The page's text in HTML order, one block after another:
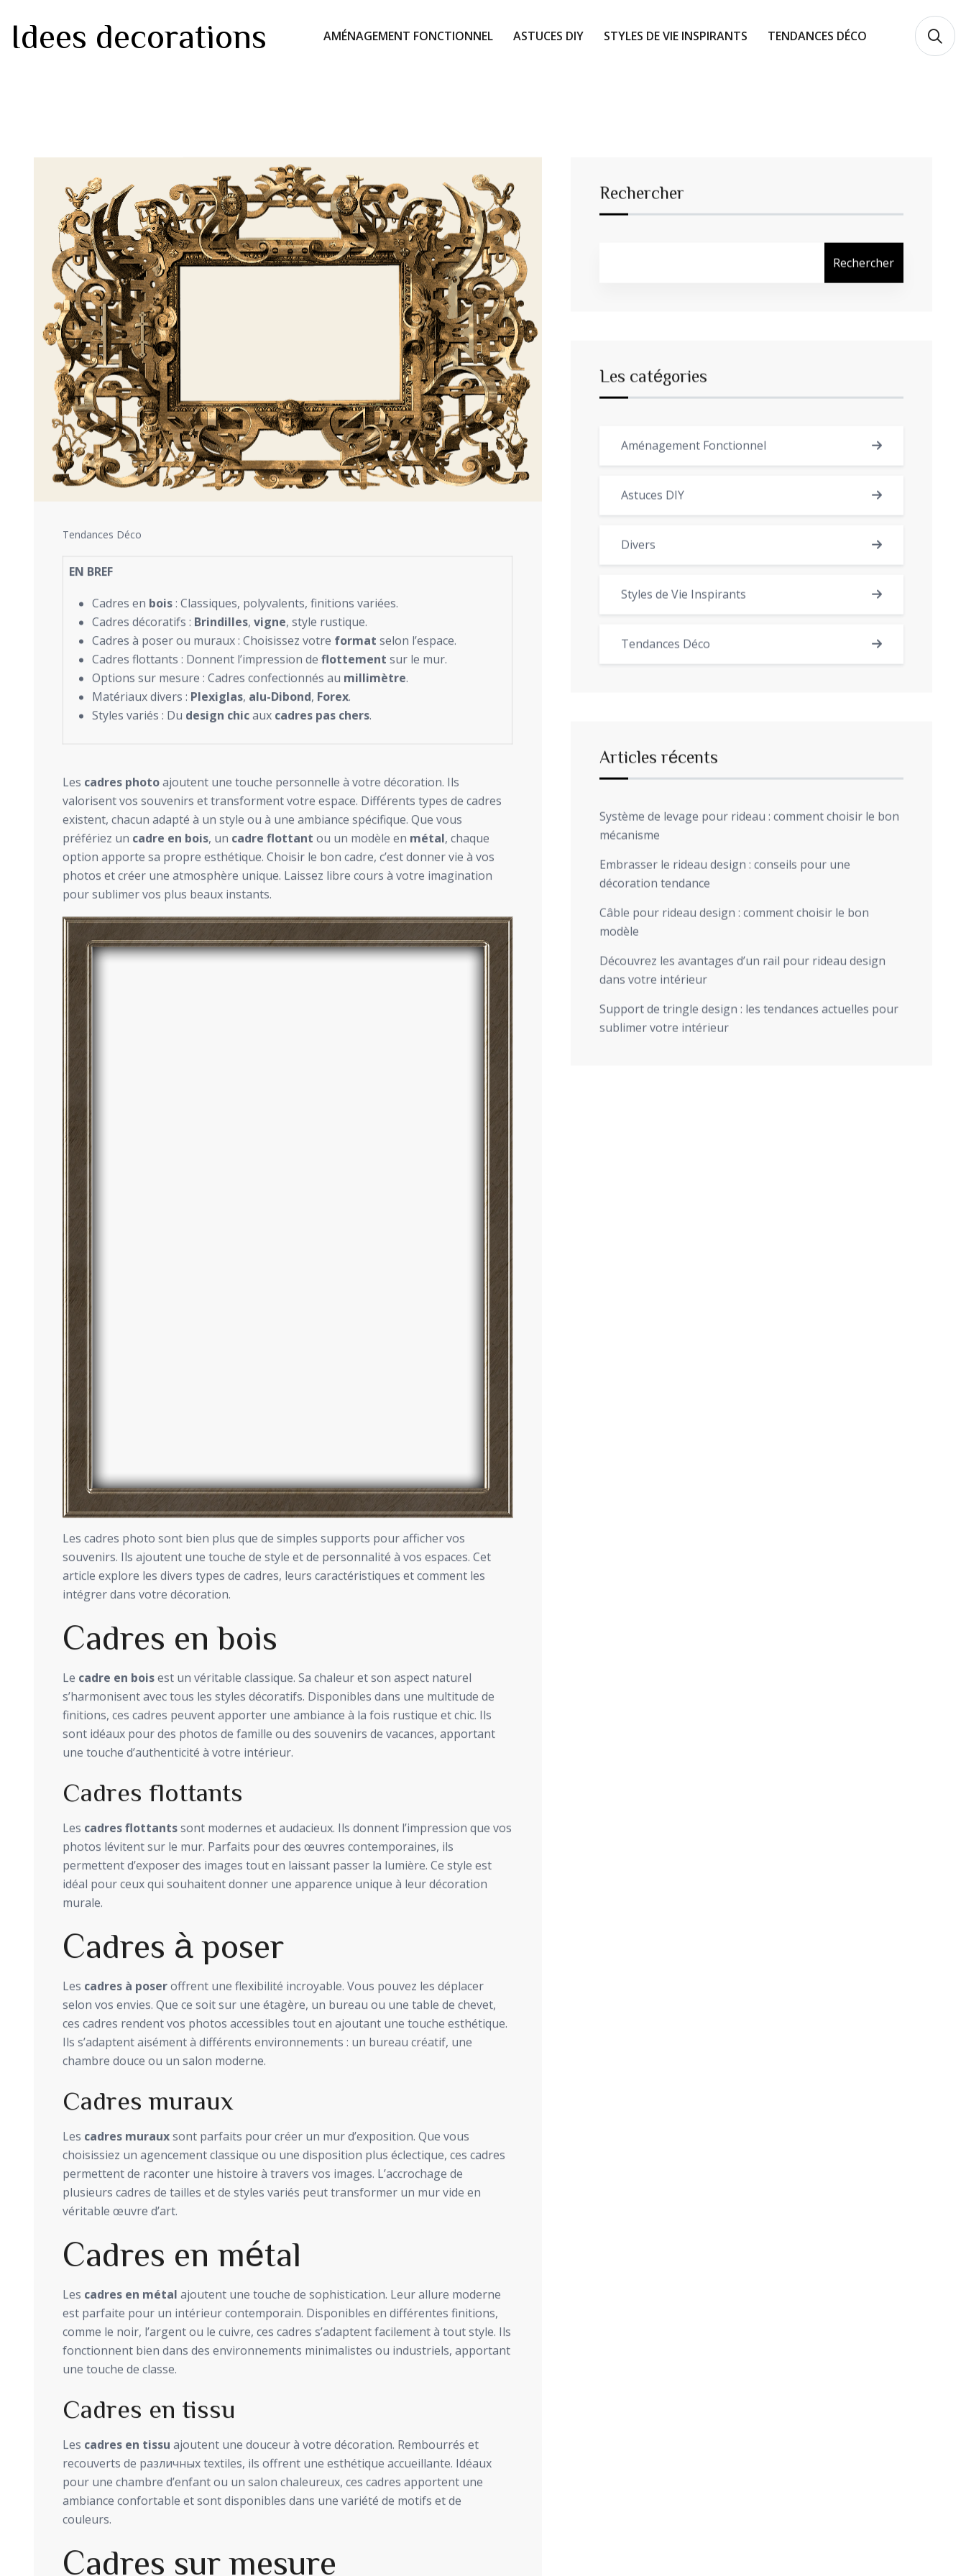
Idees decorations AMÉNAGEMENT FONCTIONNEL ASTUCES DIY STYLES DE VIE INSPIRANTS TENDANCES DÉCO
Tendances Déco
EN BREF
Cadres en bois: Classiques, polyvalents, finitions variées.
Cadres décoratifs : Brindilles, vigne, style rustique.
Cadres à poser ou muraux : Choisissez votre format selon l’espace.
Cadres flottants : Donnent l’impression de flottement sur le mur.
Options sur mesure : Cadres confectionnés au millimètre.
Matériaux divers : Plexiglas, alu-Dibond, Forex.
Styles variés : Du design chicaux cadres pas chers.
Les cadres photoajoutent une touche personnelle à votre décoration. Ils
valorisent vos souvenirs et transforment votre espace. Différents types de cadres
existent, chacun adapté à un style ou à une ambiance spécifique. Que vous
préfériez un cadre en bois, un cadre flottant ou un modèle en métal, chaque
option apporte sa propre esthétique. Choisir le bon cadre, c’est donner vie à vos
photos et créer une atmosphère unique. Laissez libre cours à votre imagination
pour sublimer vos plus beaux instants.
Les cadres photo sont bien plus que de simples supports pour afficher vos
souvenirs. Ils ajoutent une touche de style et de personnalité à vos espaces. Cet
article explore les divers types de cadres, leurs caractéristiques et comment les
intégrer dans votre décoration.
Cadres en bois
Le cadre en boisest un véritable classique. Sa chaleur et son aspect naturel
s’harmonisent avec tous les styles décoratifs. Disponibles dans une multitude de
finitions, ces cadres peuvent apporter une ambiance à la fois rustique et chic. Ils
sont idéaux pour des photos de famille ou des souvenirs de vacances, apportant
une touche d’authenticité à votre intérieur.
Cadres flottants
Les cadres flottantssont modernes et audacieux. Ils donnent l’impression que vos
photos lévitent sur le mur. Parfaits pour des œuvres contemporaines, ils
permettent d’exposer des images tout en laissant passer la lumière. Ce style est
idéal pour ceux qui souhaitent donner une apparence unique à leur décoration
murale.
Cadres à poser
Les cadres à poseroffrent une flexibilité incroyable. Vous pouvez les déplacer
selon vos envies. Que ce soit sur une étagère, un bureau ou une table de chevet,
ces cadres rendent vos photos accessibles tout en ajoutant une touche esthétique.
Ils s’adaptent aisément à différents environnements : un bureau créatif, une
chambre douce ou un salon moderne.
Cadres muraux
Les cadres murauxsont parfaits pour créer un mur d’exposition. Que vous
choisissiez un agencement classique ou une disposition plus éclectique, ces cadres
permettent de raconter une histoire à travers vos images. L’accrochage de
plusieurs cadres de tailles et de styles variés peut transformer un mur vide en
véritable œuvre d’art.
Cadres en métal
Les cadres en métal ajoutent une touche de sophistication. Leur allure moderne
est parfaite pour un intérieur contemporain. Disponibles en différentes finitions,
comme le noir, l’argent ou le cuivre, ces cadres s’adaptent facilement à tout style. Ils
fonctionnent bien dans des environnements minimalistes ou industriels, apportant
une touche de classe.
Cadres en tissu
Les cadres en tissu ajoutent une douceur à votre décoration. Rembourrés et
recouverts de различных textiles, ils offrent une esthétique accueillante. Idéaux
pour une chambre d’enfant ou un salon chaleureux, ces cadres apportent une
ambiance confortable et sont disponibles dans une variété de motifs et de
couleurs.
Cadres sur mesure
Rechercher
Rechercher
Les catégories
Aménagement Fonctionnel
Astuces DIY
Divers
Styles de Vie Inspirants
Tendances Déco
Articles récents
Système de levage pour rideau : comment choisir le bon
mécanisme
Embrasser le rideau design : conseils pour une
décoration tendance
Câble pour rideau design : comment choisir le bon
modèle
Découvrez les avantages d’un rail pour rideau design
dans votre intérieur
Support de tringle design : les tendances actuelles pour
sublimer votre intérieur